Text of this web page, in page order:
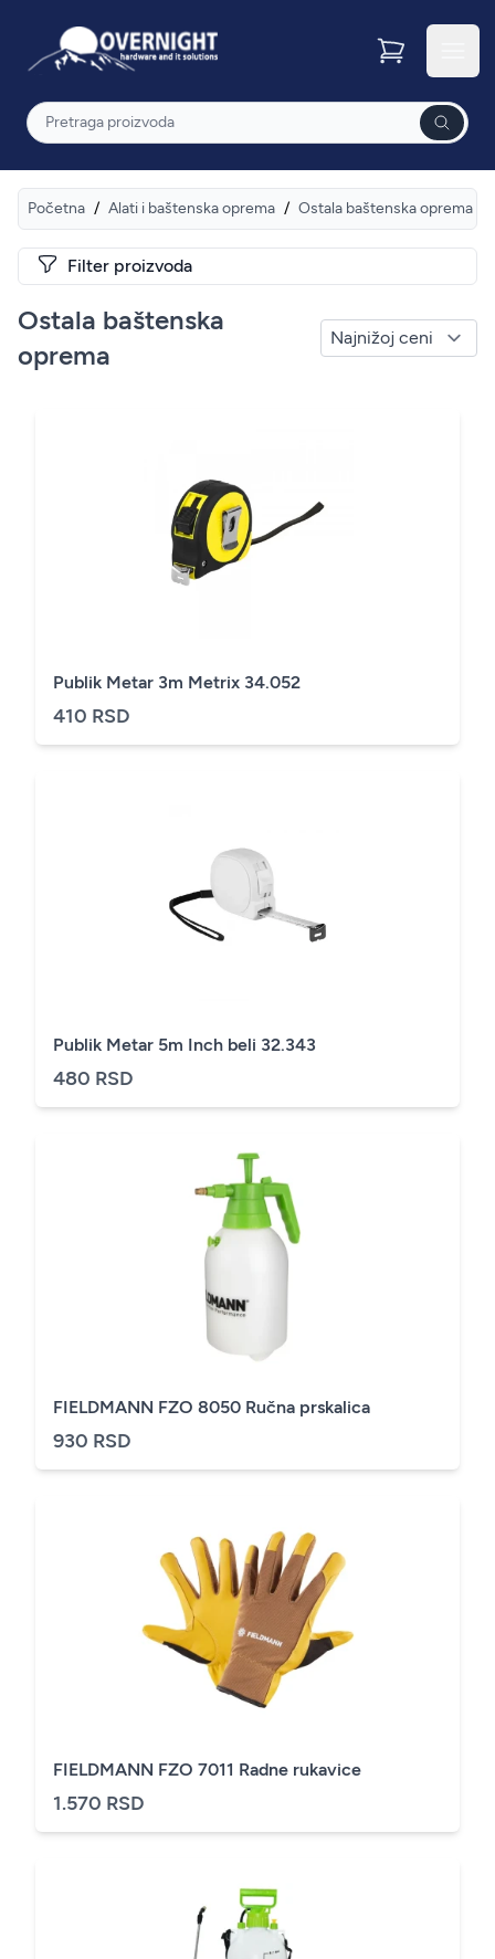
Overnight
Pretraga
Početna / Alati i baštenska oprema / Ostala baštenska oprema
Filter proizvoda
Ostala baštenska
oprema
Publik Metar 3m Metrix 34.052
410 RSD
Publik Metar 5m Inch beli 32.343
480 RSD
FIELDMANN FZO 8050 Ručna prskalica
930 RSD
FIELDMANN FZO 7011 Radne rukavice
1.570 RSD